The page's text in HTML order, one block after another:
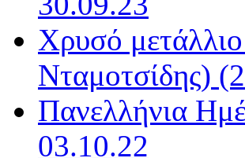
Χρυσό
Νταμοτσίδης)
Πανελλήνια
03.10.22